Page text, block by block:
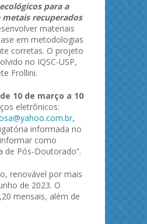
para a
metais recuperados
materiais
em metodologias
corretas. O projeto
no IQSC-USP,
Frollini.
de 10 de março a 10
eletrônicos:
,
informada no
como
de Pós-Doutorado”.
renovável por mais
de 2023. O
mensais, além de
Liquids